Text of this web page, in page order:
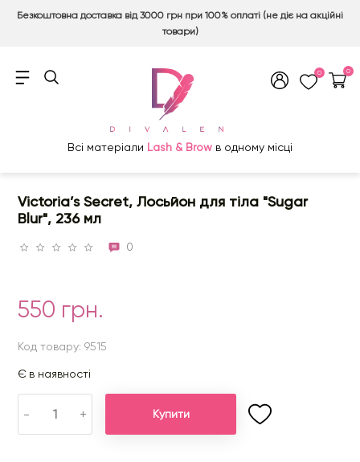
Безкоштовна доставка від 3000 грн при 100% оплаті (не діє на акційні
товари)
0 0
Всі матеріали Lash & Brow в одному місці
Victoria’s Secret, Лосьйон для тіла "Sugar
Blur", 236 мл
0
550 грн.
Код товару: 9515
Є в наявності
- + Купити